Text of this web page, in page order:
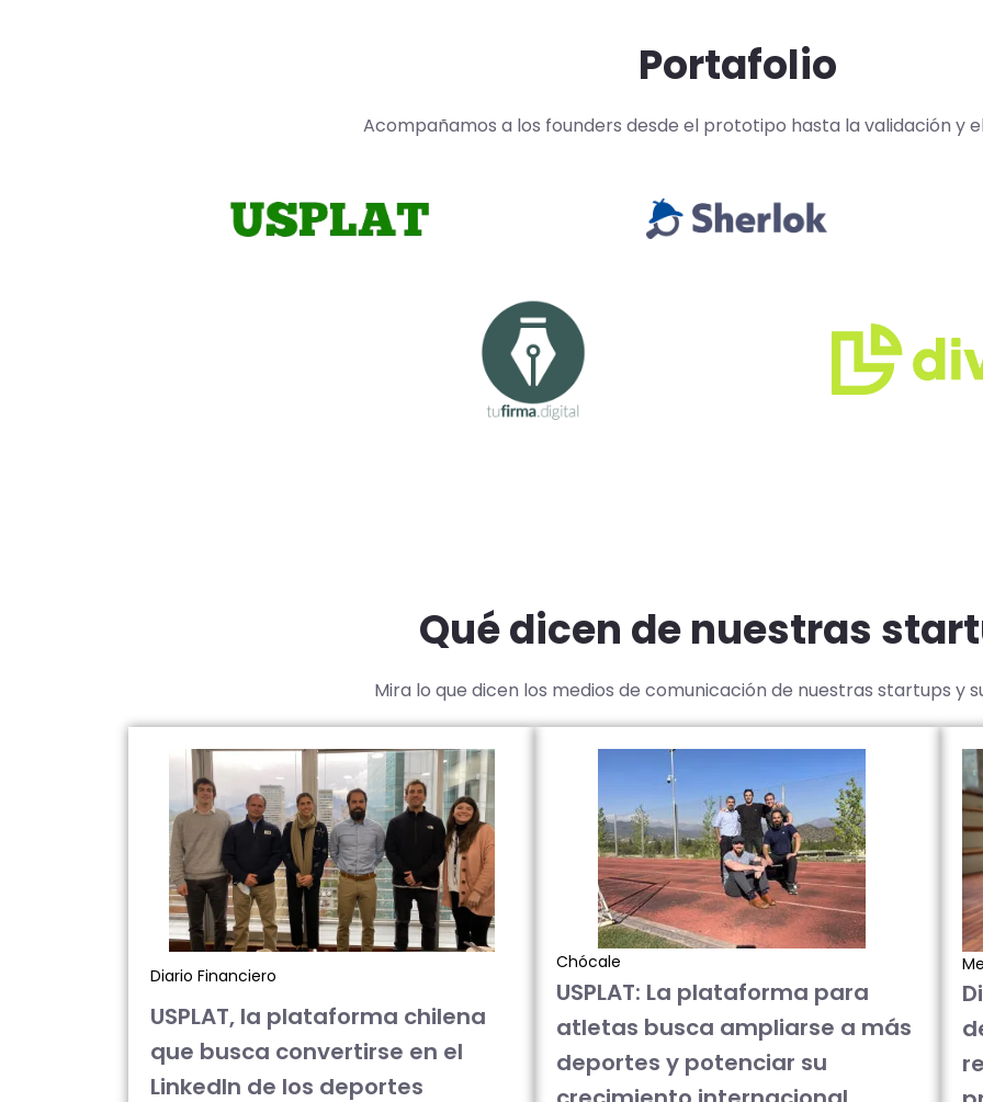
Portafolio
Acompañamos a los founders desde el prototipo hasta la validación y
Qué dicen de nuestras
Mira lo que dicen los medios de comunicación de nuestras startups y
Diario Financiero
USPLAT, la plataforma chilena
que busca convertirse en el
LinkedIn de los deportes
Chócale
USPLAT: La plataforma para
atletas busca ampliarse a más
deportes y potenciar su